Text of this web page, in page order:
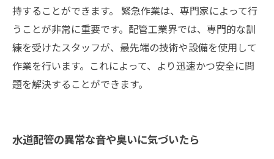
持することができます。 緊急作業は、専門家によって行
うことが非常に重要です。配管工業界では、専門的な訓
練を受けたスタッフが、最先端の技術や設備を使用して
作業を行います。これによって、より迅速かつ安全に問
題を解決することができます。
水道配管の異常な音や臭いに気づいたら